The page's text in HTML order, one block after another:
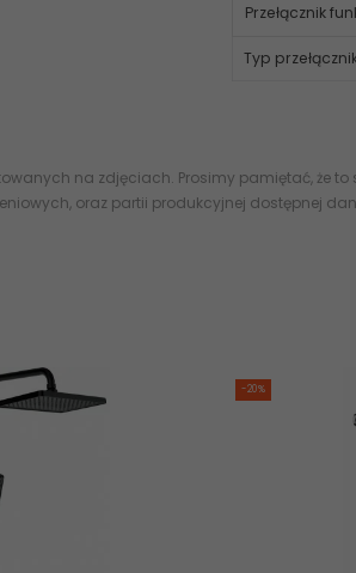
Przełącznik
Typ
na zdjęciach. Prosimy pamiętać, że
oraz partii produkcyjnej dostępnej
-20%